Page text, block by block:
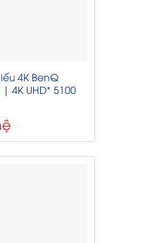
4K BenQ
| 4K UHD* 5100